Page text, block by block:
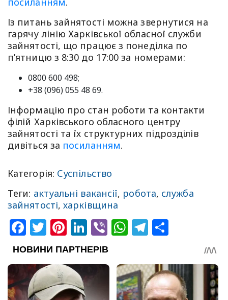
Із питань зайнятості можна звернутися на
гарячу лінію Харківської обласної служби
зайнятості, що працює з понеділка по
п’ятницю з 8:30 до 17:00 за номерами:
0800 600 498;
+38 (096) 055 48 69.
Інформацію про стан роботи та контакти
філій Харківського обласного центру
зайнятості та їх структурних підрозділів
дивіться за посиланням.
Категорія: Суспільство
Теги: актуальні вакансії, робота, служба
зайнятості,харківщина
Facebook
Twitter
Pinterest
LinkedIn
ViberWhatsApp
Telegram